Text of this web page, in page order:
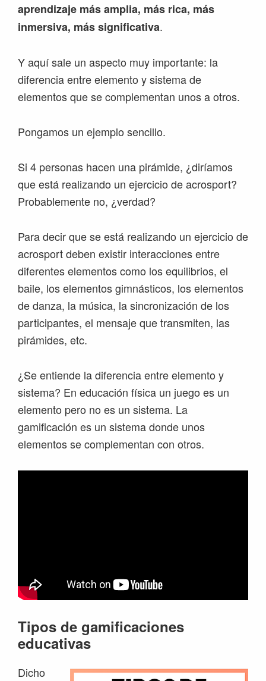
aprendizaje más amplia, más rica, más
inmersiva, más significativa.
Y aquí sale un aspecto muy importante: la
diferencia entre elemento y sistema de
elementos que se complementan unos a otros.
Pongamos un ejemplo sencillo.
Si 4 personas hacen una pirámide, ¿diríamos
que está realizando un ejercicio de acrosport?
Probablemente no, ¿verdad?
Para decir que se está realizando un ejercicio de
acrosport deben existir interacciones entre
diferentes elementos como los equilibrios, el
baile, los elementos gimnásticos, los elementos
de danza, la música, la sincronización de los
participantes, el mensaje que transmiten, las
pirámides, etc.
¿Se entiende la diferencia entre elemento y
sistema? En educación física un juego es un
elemento pero no es un sistema. La
gamificación es un sistema donde unos
elementos se complementan con otros.
Tipos de gamificaciones
educativas
Dicho